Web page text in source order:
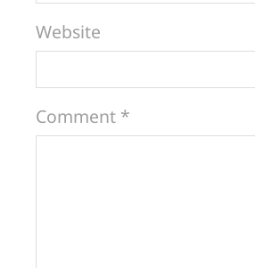
Website
Comment *